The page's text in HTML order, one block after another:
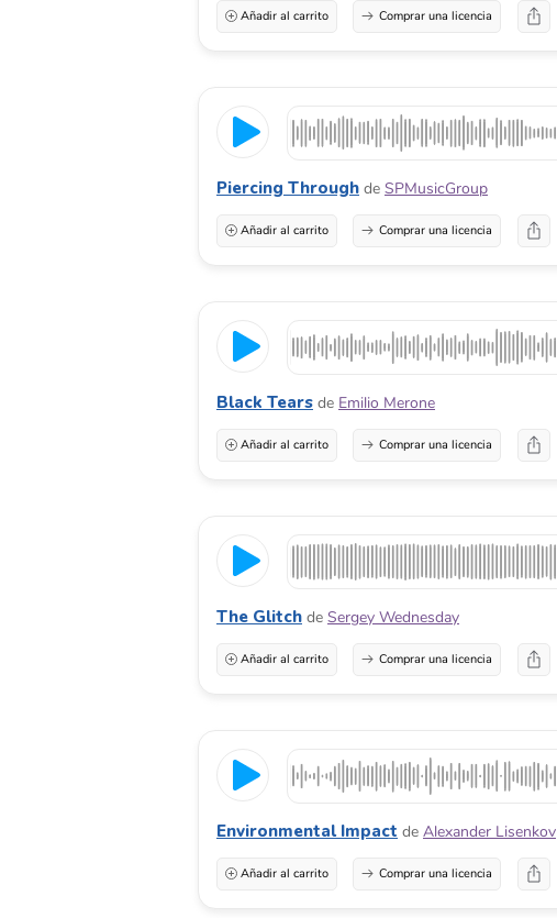
Añadir al carrito Comprar una licencia
Piercing Through de SPMusicGroup
Añadir al carrito Comprar una licencia
Black Tears de Emilio Merone
Añadir al carrito Comprar una licencia
The Glitch de Sergey Wednesday
Añadir al carrito Comprar una licencia
Environmental Impact de Alexander Lisenkov
Añadir al carrito Comprar una licencia